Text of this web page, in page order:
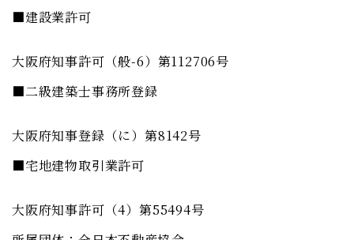
■建設業許可
大阪府知事許可（般-6）第112706号
■二級建築士事務所登録
大阪府知事登録（に）第8142号
■宅地建物取引業許可
大阪府知事許可（4）第55494号